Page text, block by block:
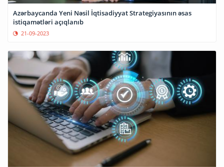
Azərbaycanda Yeni Nəsil İqtisadiyyat Strategiyasının əsas
istiqamətləri açıqlanıb
21-09-2023